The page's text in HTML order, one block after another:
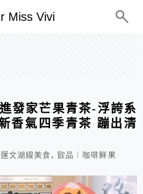
Miss Vivi
發家芒果青茶-浮誇系
香氣四季青茶 蹦出清
文湖線美食 , 飲品︱咖啡鮮果